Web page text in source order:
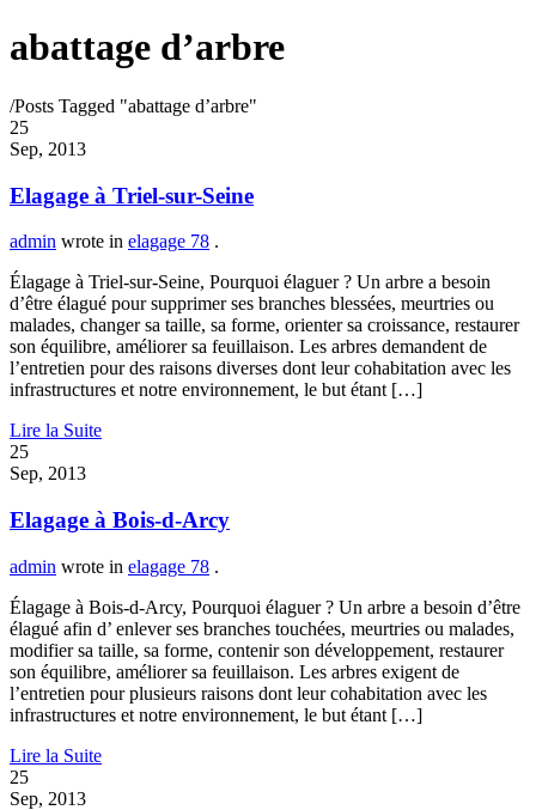
abattage d’arbre
/Posts Tagged "abattage d’arbre"
25
Sep, 2013
Elagage à Triel-sur-Seine
admin wrote in elagage 78 .
Élagage à Triel-sur-Seine, Pourquoi élaguer ? Un arbre a besoin
d’être élagué pour supprimer ses branches blessées, meurtries ou
malades, changer sa taille, sa forme, orienter sa croissance, restaurer
son équilibre, améliorer sa feuillaison. Les arbres demandent de
l’entretien pour des raisons diverses dont leur cohabitation avec les
infrastructures et notre environnement, le but étant […]
Lire la Suite
25
Sep, 2013
Elagage à Bois-d-Arcy
admin wrote in elagage 78 .
Élagage à Bois-d-Arcy, Pourquoi élaguer ? Un arbre a besoin d’être
élagué afin d’ enlever ses branches touchées, meurtries ou malades,
modifier sa taille, sa forme, contenir son développement, restaurer
son équilibre, améliorer sa feuillaison. Les arbres exigent de
l’entretien pour plusieurs raisons dont leur cohabitation avec les
infrastructures et notre environnement, le but étant […]
Lire la Suite
25
Sep, 2013